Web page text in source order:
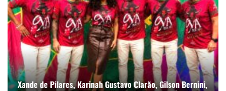
Xande de Pilares, Karinah Gustavo Clarão, Gilson Bernini,